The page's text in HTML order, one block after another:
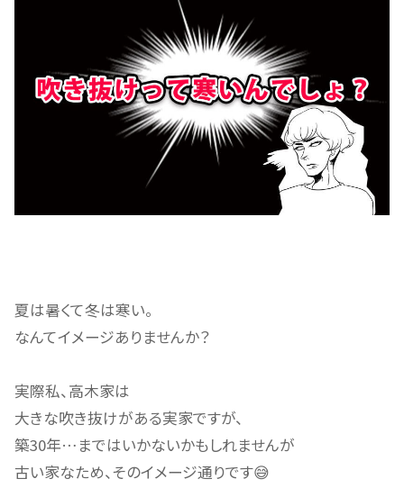
夏は暑くて冬は寒い。
なんてイメージありませんか？
実際私、高木家は
大きな吹き抜けがある実家ですが、
築30年…まではいかないかもしれませんが
古い家なため、そのイメージ通りです😅